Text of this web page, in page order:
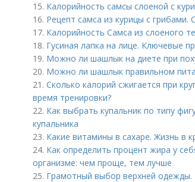
15. Калорийность самсы слоеной с
16. Рецепт самса из курицы с
17. Калорийность Самса из слоеного
18. Гусиная лапка на лице. Ключевые
19. Можно ли шашлык на диете при
20. Можно ли шашлык правильном
21. Сколько калорий сжигается при
время тренировки?
22. Как выбрать купальник по типу
купальника
23. Какие витамины в сахаре. Жизнь в
24. Как определить процент жира у
организме: чем проще, тем лучше
25. Грамотный выбор верхней одежды.